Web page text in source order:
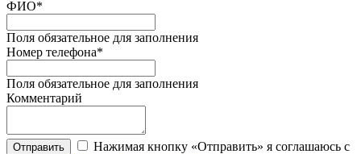
ФИО*
Поля обязательное для заполнения
Номер телефона*
Поля обязательное для заполнения
Комментарий
Отправить
Нажимая кнопку «Отправить» я соглашаюсь с